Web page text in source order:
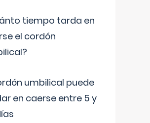
tiempo tarda en
el cordón
umbilical puede
en caerse entre 5 y